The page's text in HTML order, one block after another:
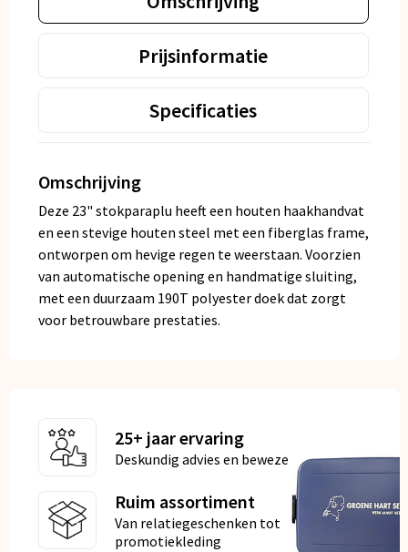
Prijsinformatie
Specificaties
Omschrijving
Deze 23" stokparaplu heeft een houten haakhandvat
en een stevige houten steel met een fiberglas frame,
ontworpen om hevige regen te weerstaan. Voorzien
van automatische opening en handmatige sluiting,
met een duurzaam 190T polyester doek dat zorgt
voor betrouwbare prestaties.
25+ jaar ervaring
Deskundig advies en bewezen kwaliteit
Ruim assortiment
Van relatiegeschenken tot
promotiekleding